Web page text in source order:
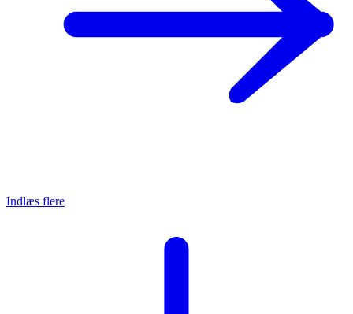
Indlæs flere